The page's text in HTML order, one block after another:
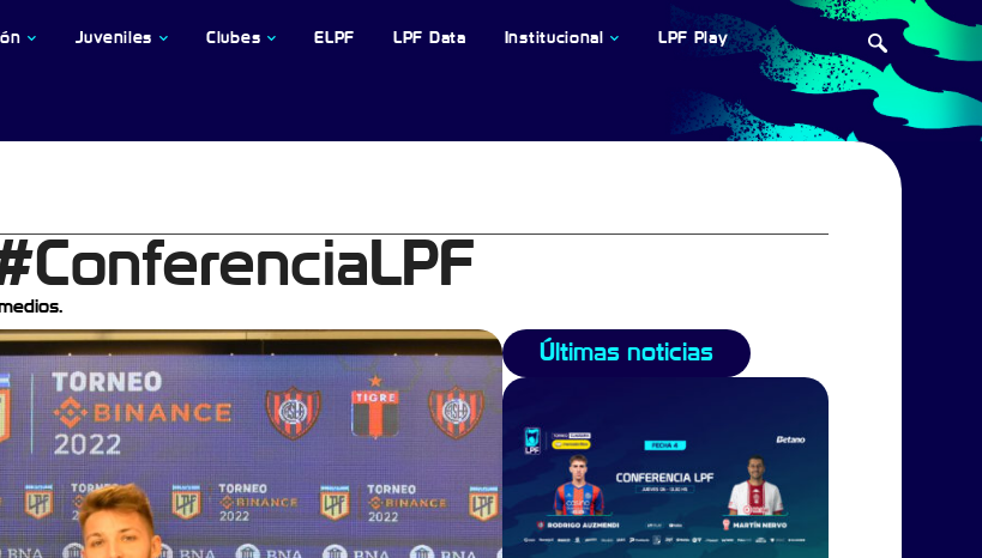
Juveniles Clubes ELPF LPF Data Institucional LPF Play
Últimas noticias